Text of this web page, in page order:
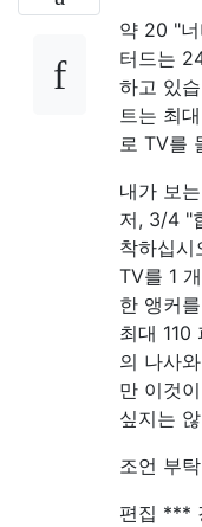
약 20 "
터드는
하고 있
트는 최
로 TV를
내가 보
저, 3/4 "
착하십시
TV를 1
한 앵커
최대 110
의 나사
만 이것
싶지는
조언 부
편집 ***